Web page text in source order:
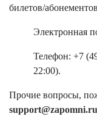
билетов/
Электронная
Телефон: +7
22:00).
Прочие вопросы,
support@zapomni.ru